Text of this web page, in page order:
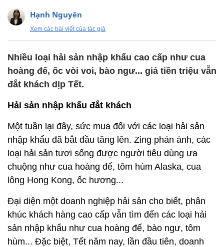
Hạnh Nguyên
Xem các bài viết của tác giả
Nhiều loại hải sản nhập khẩu cao cấp như cua
hoàng đế, ốc vòi voi, bào ngư... giá tiền triệu vẫn
đắt khách dịp Tết.
Hải sản nhập khẩu đắt khách
Một tuần lại đây, sức mua đối với các loại hải sản
nhập khẩu đã bắt đầu tăng lên. Zing phản ánh, các
loại hải sản tươi sống được người tiêu dùng ưa
chuộng như cua hoàng đế, tôm hùm Alaska, cua
lông Hong Kong, ốc hương...
Đại diện một doanh nghiệp hải sản cho biết, phân
khúc khách hàng cao cấp vẫn tìm đến các loại hải
sản nhập khẩu như cua hoàng đế, bào ngư, tôm
hùm... Đặc biệt, Tết năm nay, lần đầu tiên, doanh